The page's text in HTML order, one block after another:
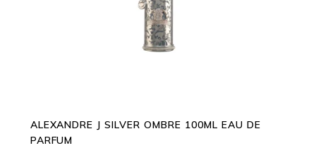
ADD TO CART
ALEXANDRE J SILVER OMBRE 100ML EAU DE
PARFUM